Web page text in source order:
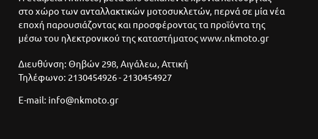
στο χώρο των ανταλλακτικών μοτοσυκλετών, περνά σε μία νέα
εποχή παρουσιάζοντας και προσφέροντας τα προϊόντα της
μέσω του ηλεκτρονικού της καταστήματος www.nkmoto.gr
Διευθύνση: Θηβών 298, Αιγάλεω, Αττική
Τηλέφωνο: 2130454926 - 2130454927
E-mail: info@nkmoto.gr